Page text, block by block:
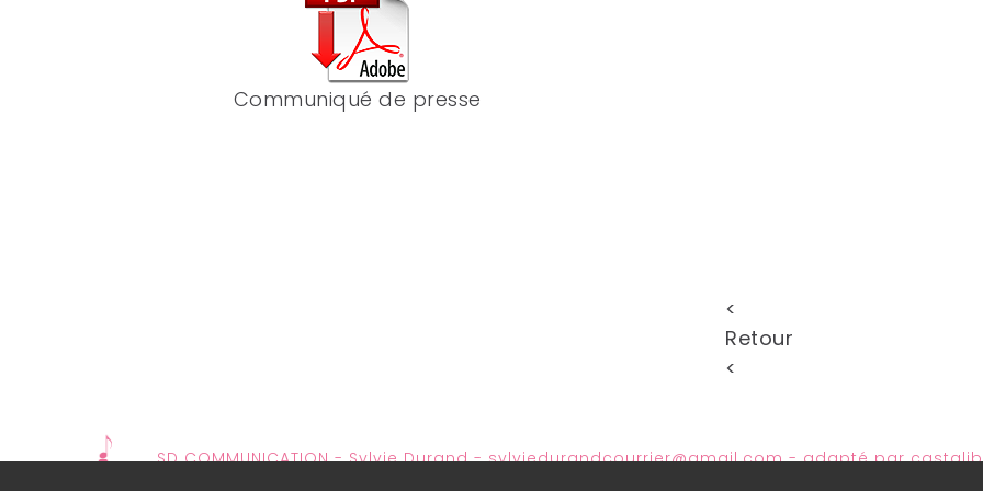
Communiqué de presse
<
Retour
<
SD COMMUNICATION - Sylvie Durand -sylviedurandcourrier@gmail.com- adapté par